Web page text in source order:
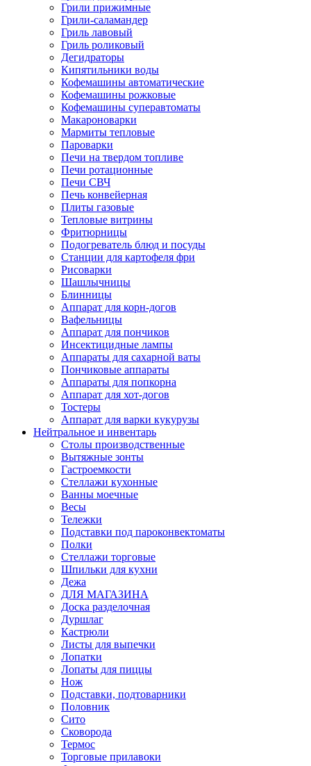
Грили прижимные
Грили-саламандер
Гриль лавовый
Гриль роликовый
Дегидраторы
Кипятильники воды
Кофемашины автоматические
Кофемашины рожковые
Кофемашины суперавтоматы
Макароноварки
Мармиты тепловые
Пароварки
Печи на твердом топливе
Печи ротационные
Печи СВЧ
Печь конвейерная
Плиты газовые
Тепловые витрины
Фритюрницы
Подогреватель блюд и посуды
Станции для картофеля фри
Рисоварки
Шашлычницы
Блинницы
Аппарат для корн-догов
Вафельницы
Аппарат для пончиков
Инсектицидные лампы
Аппараты для сахарной ваты
Пончиковые аппараты
Аппараты для попкорна
Аппарат для хот-догов
Тостеры
Аппарат для варки кукурузы
Нейтральное и инвентарь
Столы производственные
Вытяжные зонты
Гастроемкости
Стеллажи кухонные
Ванны моечные
Весы
Тележки
Подставки под пароконвектоматы
Полки
Стеллажи торговые
Шпильки для кухни
Дежа
ДЛЯ МАГАЗИНА
Доска разделочная
Дуршлаг
Кастрюли
Листы для выпечки
Лопатки
Лопаты для пиццы
Нож
Подставки, подтоварники
Половник
Сито
Сковорода
Термос
Торговые прилавоки